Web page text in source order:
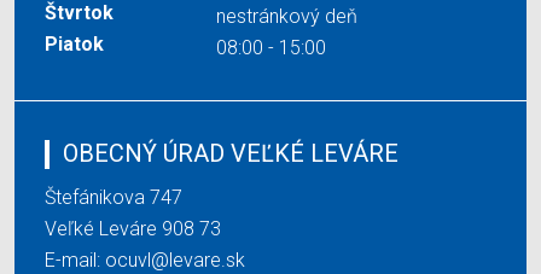
Štvrtok
nestránkový deň
Piatok
08:00 - 15:00
OBECNÝ ÚRAD VEĽKÉ LEVÁRE
Štefánikova 747
Veľké Leváre 908 73
E-mail: ocuvl@levare.sk